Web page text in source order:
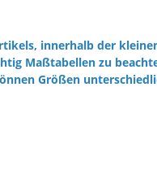
innerhalb der
Maßtabellen zu
Größen